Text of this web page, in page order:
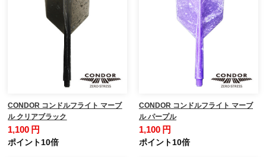
CONDOR コンドルフライト マーブ
ル クリアブラック
1,100 円
ポイント10倍
CONDOR コンドルフライト マーブ
ル パープル
1,100 円
ポイント10倍